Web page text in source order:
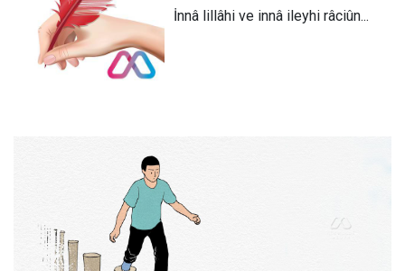
​İnnâ lillâhi ve innâ ileyhi râciûn...